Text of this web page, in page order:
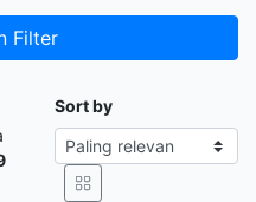
Filter
Sort by